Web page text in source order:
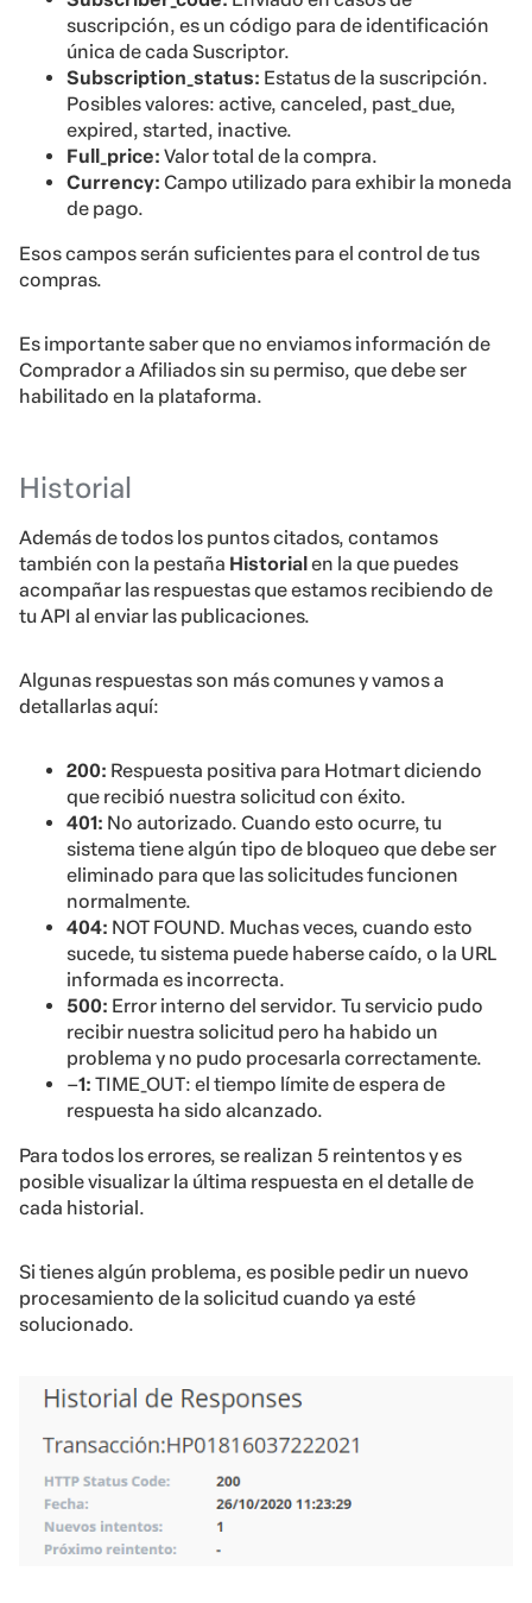
suscripción, es un código para de identificación
única de cada Suscriptor.
Subscription_status: Estatus de la suscripción.
Posibles valores: active, canceled, past_due,
expired, started, inactive.
Full_price: Valor total de la compra.
Currency: Campo utilizado para exhibir la moneda
de pago.
Esos campos serán suficientes para el control de tus
compras.
Es importante saber que no enviamos información de
Comprador a Afiliados sin su permiso, que debe ser
habilitado en la plataforma.
Historial
Además de todos los puntos citados, contamos
también con la pestaña Historialen la que puedes
acompañar las respuestas que estamos recibiendo de
tu API al enviar las publicaciones.
Algunas respuestas son más comunes y vamos a
detallarlas aquí:
200: Respuesta positiva para Hotmart diciendo
que recibió nuestra solicitud con éxito.
401: No autorizado. Cuando esto ocurre, tu
sistema tiene algún tipo de bloqueo que debe ser
eliminado para que las solicitudes funcionen
normalmente.
404: NOT FOUND. Muchas veces, cuando esto
sucede, tu sistema puede haberse caído, o la URL
informada es incorrecta.
500: Error interno del servidor. Tu servicio pudo
recibir nuestra solicitud pero ha habido un
problema y no pudo procesarla correctamente.
–1: TIME_OUT: el tiempo límite de espera de
respuesta ha sido alcanzado.
Para todos los errores, se realizan 5 reintentos y es
posible visualizar la última respuesta en el detalle de
cada historial.
Si tienes algún problema, es posible pedir un nuevo
procesamiento de la solicitud cuando ya esté
solucionado.